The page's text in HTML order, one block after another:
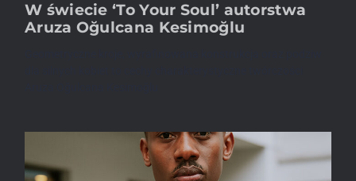
W świecie ‘To Your Soul’ autorstwa
Aruza Oğulcana Kesimoğlu